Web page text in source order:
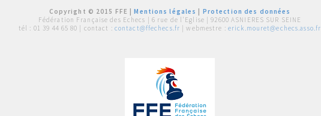
Copyright © 2015 FFE |Mentions légales
Protection des données
Fédération Française des Echecs | 6 rue de l'Eglise | 92600 ASNIERES SUR SEINE
tél : 01 39 44 65 80 | contact : contact@ffechecs.fr | webmestre : erick.mouret@echecs.asso.fr